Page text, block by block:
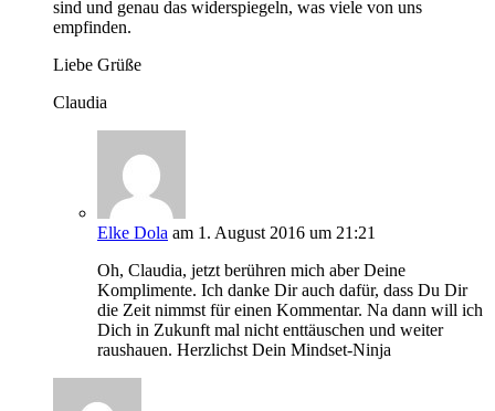
sind und genau das widerspiegeln, was viele von uns
empfinden.
Liebe Grüße
Claudia
Elke Dola am 1. August 2016 um 21:21
Oh, Claudia, jetzt berühren mich aber Deine
Komplimente. Ich danke Dir auch dafür, dass Du Dir
die Zeit nimmst für einen Kommentar. Na dann will ich
Dich in Zukunft mal nicht enttäuschen und weiter
raushauen. Herzlichst Dein Mindset-Ninja